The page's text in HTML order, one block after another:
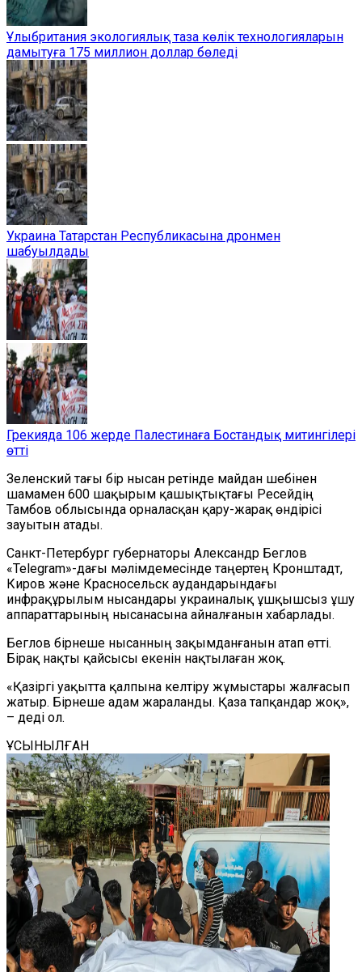
Ұлыбритания экологиялық таза көлік технологияларын
дамытуға 175 миллион доллар бөледі
Украина Татарстан Республикасына дронмен
шабуылдады
Грекияда 106 жерде Палестинаға Бостандық митингілері
өтті
Зеленский тағы бір нысан ретінде майдан шебінен
шамамен 600 шақырым қашықтықтағы Ресейдің
Тамбов облысында орналасқан қару-жарақ өндірісі
зауытын атады.
Санкт-Петербург губернаторы Александр Беглов
«Telegram»-дағы мәлімдемесінде таңертең Кронштадт,
Киров және Красносельск аудандарындағы
инфрақұрылым нысандары украиналық ұшқышсыз ұшу
аппараттарының нысанасына айналғанын хабарлады.
Беглов бірнеше нысанның зақымданғанын атап өтті.
Бірақ нақты қайсысы екенін нақтылаған жоқ.
«Қазіргі уақытта қалпына келтіру жұмыстары жалғасып
жатыр. Бірнеше адам жараланды. Қаза тапқандар жоқ»,
– деді ол.
ҰСЫНЫЛҒАН